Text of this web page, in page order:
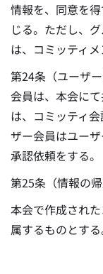
情報を、同意を
じる。ただし、
は、コミッティ
第24条（ユーザ
会員は、本会に
は、コミッティ
ザー会員はユー
承認依頼をする。
第25条（情報の帰
本会で作成され
属するものとする